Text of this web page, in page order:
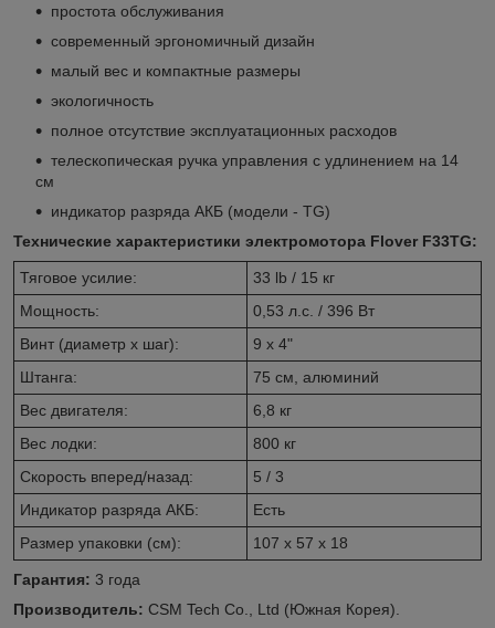
простота обслуживания
современный эргономичный дизайн
малый вес и компактные размеры
экологичность
полное отсутствие эксплуатационных расходов
телескопическая ручка управления с удлинением на 14
см
индикатор разряда АКБ (модели - TG)
Технические характеристики электромотора Flover F33TG:
Тяговое усилие:
33 lb / 15 кг
Мощность:
0,53 л.с. / 396 Вт
Винт (диаметр x шаг):
9 x 4"
Штанга:
75 см, алюминий
Вес двигателя:
6,8 кг
Вес лодки:
800 кг
Скорость вперед/назад:
5 / 3
Индикатор разряда АКБ:
Есть
Размер упаковки (см):
107 x 57 x 18
Гарантия: 3 года
Производитель: CSM Tech Co., Ltd (Южная Корея).